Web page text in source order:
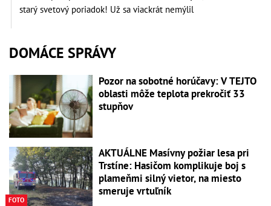
starý svetový poriadok! Už sa viackrát nemýlil
DOMÁCE SPRÁVY
Pozor na sobotné horúčavy: V TEJTO
oblasti môže teplota prekročiť 33
stupňov
FOTO
AKTUÁLNE Masívny požiar lesa pri
Trstíne: Hasičom komplikuje boj s
plameňmi silný vietor, na miesto
smeruje vrtuľník